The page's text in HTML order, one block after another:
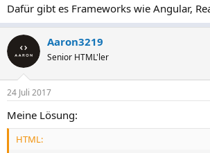
Dafür gibt es Frameworks wie Angular,
Aaron3219
Senior HTML'ler
24 Juli 2017
Meine Lösung:
HTML: